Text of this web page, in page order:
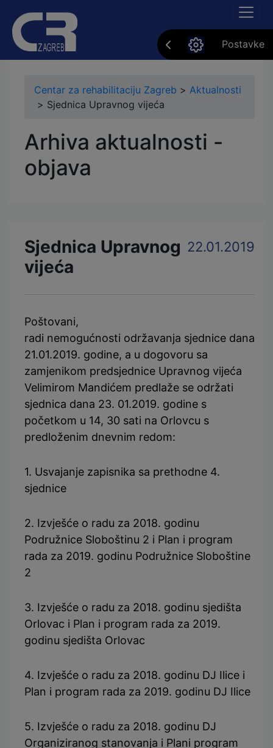
Postavke
Centar za rehabilitaciju Zagreb > Aktualnosti
> Sjednica Upravnog vijeća
Arhiva aktualnosti -
objava
Sjednica Upravnog
vijeća
22.01.2019
Poštovani,
radi nemogućnosti održavanja sjednice dana
21.01.2019. godine, a u dogovoru sa
zamjenikom predsjednice Upravnog vijeća
Velimirom Mandićem predlaže se održati
sjednica dana 23. 01.2019. godine s
početkom u 14, 30 sati na Orlovcu s
predloženim dnevnim redom:
1. Usvajanje zapisnika sa prethodne 4.
sjednice
2. Izvješće o radu za 2018. godinu
Podružnice Sloboštinu 2 i Plan i program
rada za 2019. godinu Podružnice Sloboštine
2
3. Izvješće o radu za 2018. godinu sjedišta
Orlovac i Plan i program rada za 2019.
godinu sjedišta Orlovac
4. Izvješće o radu za 2018. godinu DJ Ilice i
Plan i program rada za 2019. godinu DJ Ilice
5. Izvješće o radu za 2018. godinu DJ
Organiziranog stanovanja i Plani program